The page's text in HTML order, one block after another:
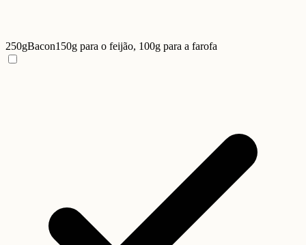
250gBacon150g para o feijão, 100g para a farofa